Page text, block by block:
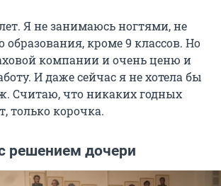
Я не занимаюсь ногтями, не
кроме 9 классов. Но
компании и очень ценю и
И даже сейчас я не хотела бы
Считаю, что никаких годных
только корочка.
решением дочери